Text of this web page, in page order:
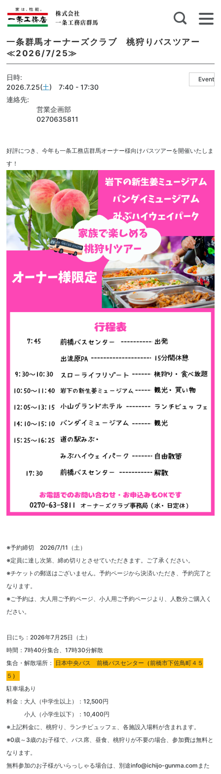
一条群馬オーナーズクラブ 桃狩りバスツアー
≪2026/7/25≫
日時
2026.7.25(土) 7:40 - 17:30
連絡先
営業企画部
0270635811
Event
好評につき、今年も一条工務店群馬オーナー様向けバスツアーを開催いたしま
す！
※予約締切 2026/7/11（土）
※定員に達し次第、締め切りとさせていただきます。ご了承ください。
※チケットの郵送はございません。予約ページから決済いただき、予約完了と
なります。
※ご予約は、大人用ご予約ページ、小人用ご予約ページより、人数分ご購入く
ださい。
日にち：2026年7月25日（土）
時間：7時40分集合、17時30分解散
集合・解散場所：
日本中央バス 前橋バスセンター （前橋市下佐鳥町４５
５ ）
駐車場あり
料金：大人（中学生以上）：12,500円
小人（小学生以下）：10,400円
※上記料金に、桃狩り、ランチビュッフェ、各施設入場料が含まれます。
※0歳～3歳のお子様で、バス席、昼食、桃狩りが不要の場合、参加費は無料と
なります。
無料参加のお子様がいらっしゃる場合は、別途info@ichijo-gunma.comまた